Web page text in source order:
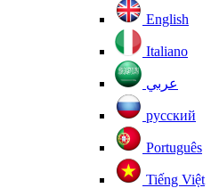
English
Italiano
عربي
русский
Português
Tiếng Việt